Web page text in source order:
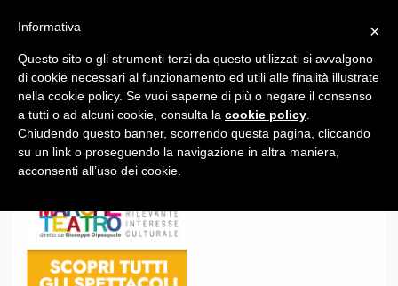
1
×
Informativa
Questo sito o gli strumenti terzi da questo utilizzati si avvalgono
di cookie necessari al funzionamento ed utili alle finalità illustrate
nella cookie policy. Se vuoi saperne di più o negare il consenso
a tutti o ad alcuni cookie, consulta la cookie policy
Chiudendo questo banner, scorrendo questa pagina, cliccando
su un link o proseguendo la navigazione in altra maniera,
acconsenti all’uso dei cookie.